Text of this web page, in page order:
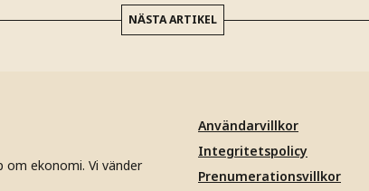
NÄSTA ARTIKEL
om ekonomi. Vi vänder
Användarvillkor
Integritetspolicy
Prenumerationsvillkor